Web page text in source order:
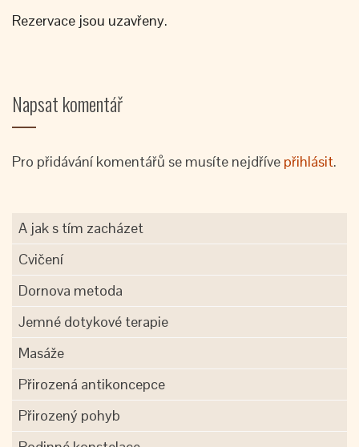
Rezervace jsou uzavřeny.
Napsat komentář
Pro přidávání komentářů se musíte nejdříve přihlásit.
A jak s tím zacházet
Cvičení
Dornova metoda
Jemné dotykové terapie
Masáže
Přirozená antikoncepce
Přirozený pohyb